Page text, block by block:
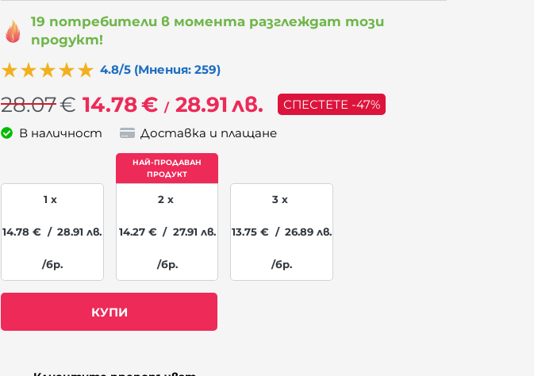
19 потребители в момента разглеждат този
продукт!
4.8/5 (Мнения: 259)
28.07€ 14.78€ / 28.91 лв.
СПЕСТЕТЕ -47%
В наличност
Доставка и плащане
1 x
14.78 € / 28.91 лв.
/бр.
2 x
14.27 € / 27.91 лв.
/бр.
3 x
13.75 € / 26.89 лв.
/бр.
КУПИ